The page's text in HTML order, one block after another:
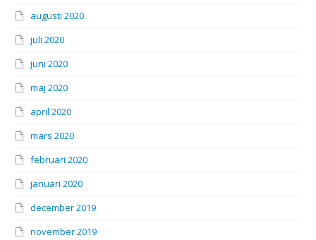
augusti 2020
juli 2020
juni 2020
maj 2020
april 2020
mars 2020
februari 2020
januari 2020
december 2019
november 2019